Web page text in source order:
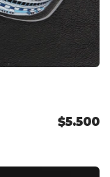
$5.500